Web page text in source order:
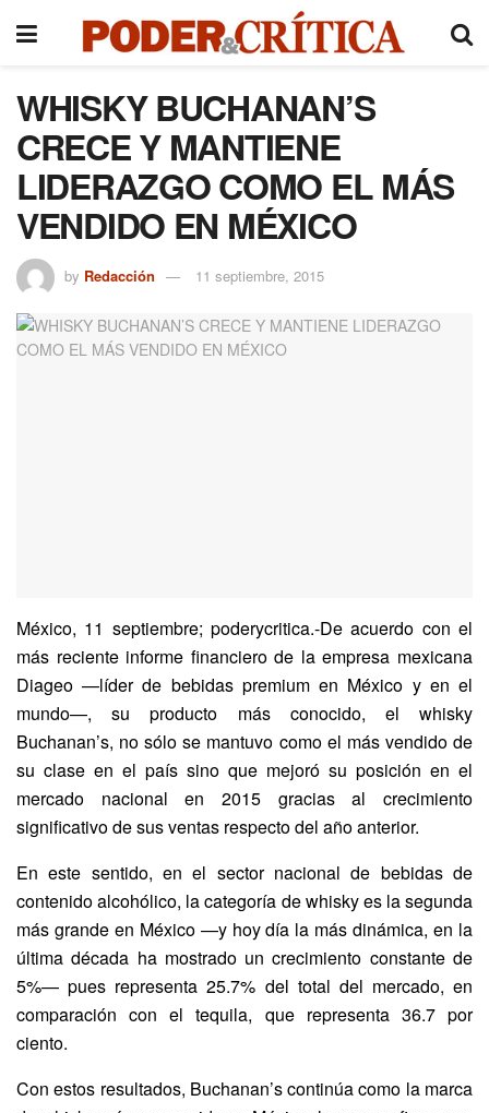
WHISKY BUCHANAN’S
CRECE Y MANTIENE
LIDERAZGO COMO EL MÁS
VENDIDO EN MÉXICO
by Redacción 11 septiembre, 2015
México, 11 septiembre; poderycritica.-De acuerdo con el
más reciente informe financiero de la empresa mexicana
Diageo —líder de bebidas premium en México y en el
mundo—, su producto más conocido, el whisky
Buchanan’s, no sólo se mantuvo como el más vendido de
su clase en el país sino que mejoró su posición en el
mercado nacional en 2015 gracias al crecimiento
significativo de sus ventas respecto del año anterior.
En este sentido, en el sector nacional de bebidas de
contenido alcohólico, la categoría de whisky es la segunda
más grande en México —y hoy día la más dinámica, en la
última década ha mostrado un crecimiento constante de
5%— pues representa 25.7% del total del mercado, en
comparación con el tequila, que representa 36.7 por
ciento.
Con estos resultados, Buchanan’s continúa como la marca